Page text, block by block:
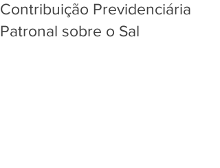
Contribuição Previdenciária
Patronal sobre o Sal